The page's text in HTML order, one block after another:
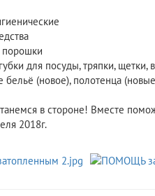
порошки
для посуды, тряпки, щетки,
бельё (новое), полотенца
в стороне! Вместе
2018г.